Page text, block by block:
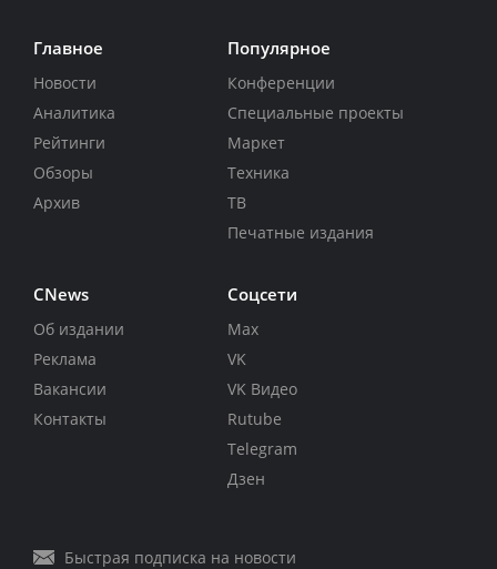
Главное
Новости
Аналитика
Рейтинги
Обзоры
Архив
Популярное
Конференции
Специальные проекты
Маркет
Техника
ТВ
Печатные издания
CNews
Об издании
Реклама
Вакансии
Контакты
Соцсети
Max
VK
VK Видео
Rutube
Telegram
Дзен
Быстрая подписка на новости